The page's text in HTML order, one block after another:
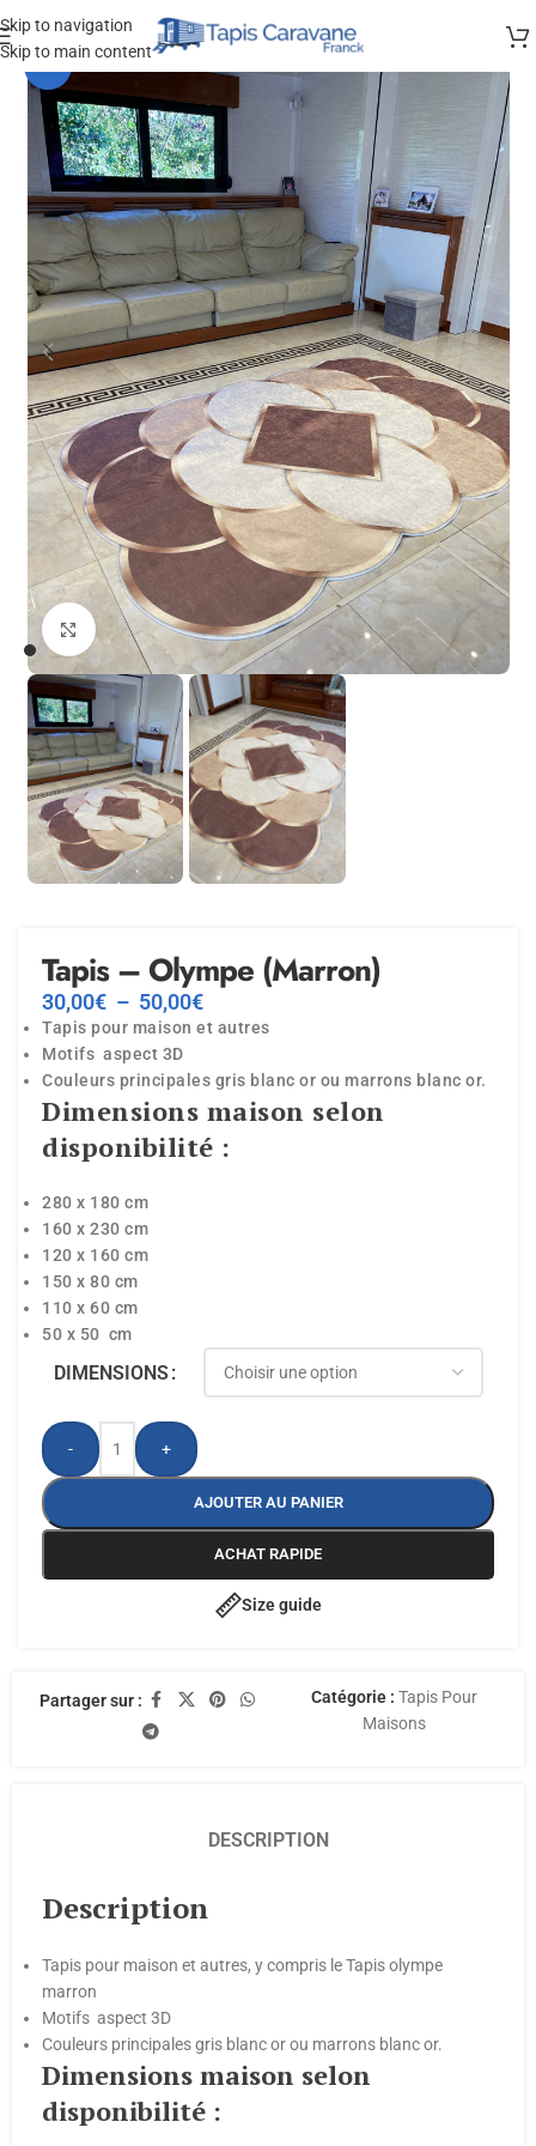
Skip to navigation
Skip to main content
Agrandir
Tapis – Olympe (Marron)
30,00€ – 50,00€
Tapis pour maison et autres
Motifs aspect 3D
Couleurs principales gris blanc or ou marrons blanc or.
Dimensions maison selon
disponibilité :
280 x 180 cm
160 x 230 cm
120 x 160 cm
150 x 80 cm
110 x 60 cm
50 x 50 cm
DIMENSIONS
- +
AJOUTER AU PANIER
ACHAT RAPIDE
Size guide
Partager sur : Catégorie : Tapis Pour
Maisons
DESCRIPTION
Description
Tapis pour maison et autres, y compris le Tapis olympe
marron
Motifs aspect 3D
Couleurs principales gris blanc or ou marrons blanc or.
Dimensions maison selon
disponibilité :